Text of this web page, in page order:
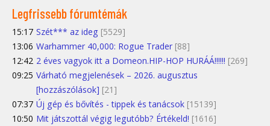
Legfrissebb fórumtémák
15:17 Szét*** az ideg [5529]
13:06 Warhammer 40,000: Rogue Trader [88]
12:42 2 éves vagyok itt a Domeon.HIP-HOP HURÁÁ!!!!!! [269]
09:25 Várható megjelenések – 2026. augusztus
[hozzászólások] [21]
07:37 Új gép és bővítés - tippek és tanácsok [15139]
10:50 Mit játszottál végig legutóbb? Értékeld! [1616]